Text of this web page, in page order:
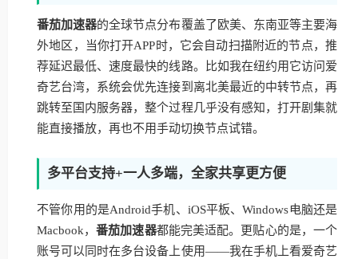
番茄加速器的全球节点分布覆盖了欧美、东南亚等主要海
外地区，当你打开APP时，它会自动扫描附近的节点，推
荐延迟最低、速度最快的线路。比如我在纽约用它访问爱
奇艺台湾，系统会优先连接到离北美最近的中转节点，再
跳转至国内服务器，整个过程几乎没有感知，打开剧集就
能直接播放，再也不用手动切换节点试错。
多平台支持+一人多端，全家共享更方便
不管你用的是Android手机、iOS平板、Windows电脑还是
Macbook，番茄加速器都能完美适配。更贴心的是，一个
账号可以同时在多台设备上使用——我在手机上看爱奇艺